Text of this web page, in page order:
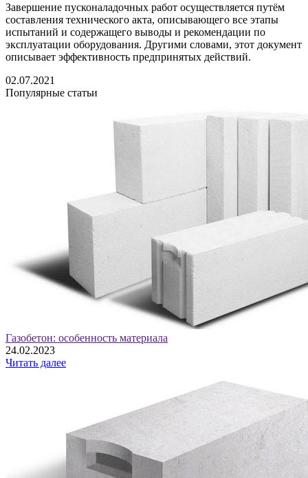
Завершение пусконаладочных работ осуществляется путём
составления технического акта, описывающего все этапы
испытаний и содержащего выводы и рекомендации по
эксплуатации оборудования. Другими словами, этот документ
описывает эффективность предпринятых действий.
02.07.2021
Популярные статьи
Газобетон: особенность материала
24.02.2023
Читать далее